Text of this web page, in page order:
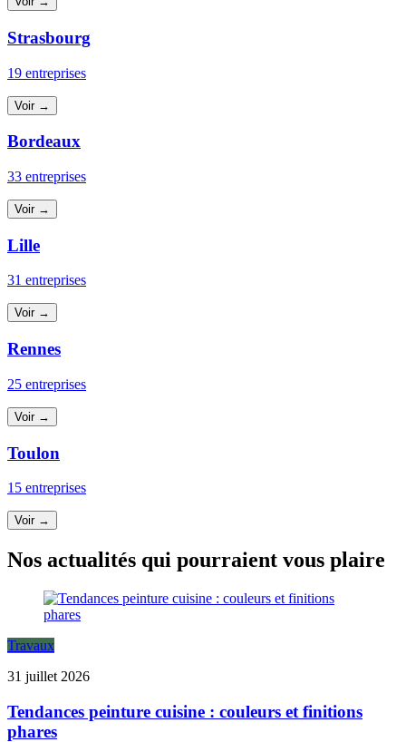
Strasbourg
19 entreprises
Voir →
Bordeaux
33 entreprises
Voir →
Lille
31 entreprises
Voir →
Rennes
25 entreprises
Voir →
Toulon
15 entreprises
Voir →
Nos actualités qui pourraient vous plaire
Travaux
31 juillet 2026
Tendances peinture cuisine : couleurs et finitions
phares